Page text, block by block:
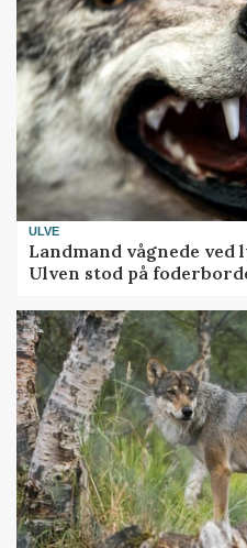
ULVE
Landmand vågnede
Ulven stod på